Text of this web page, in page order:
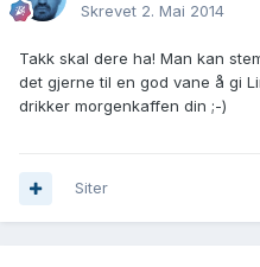
Skrevet 2. Mai 2014
Takk skal dere ha! Man kan
det gjerne til en god vane å gi
drikker morgenkaffen din ;-)
Siter